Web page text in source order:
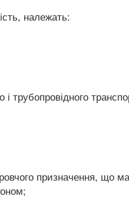
належать:
трубопровідного
призначення, що